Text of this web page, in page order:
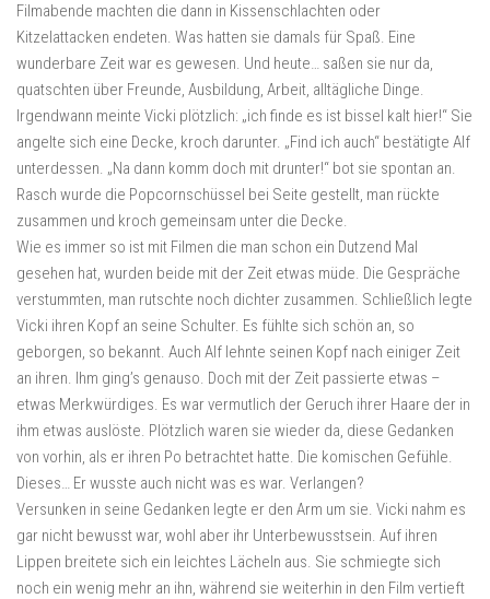
Filmabende machten die dann in Kissenschlachten oder
Kitzelattacken endeten. Was hatten sie damals für Spaß. Eine
wunderbare Zeit war es gewesen. Und heute… saßen sie nur da,
quatschten über Freunde, Ausbildung, Arbeit, alltägliche Dinge.
Irgendwann meinte Vicki plötzlich: „ich finde es ist bissel kalt hier!“ Sie
angelte sich eine Decke, kroch darunter. „Find ich auch“ bestätigte Alf
unterdessen. „Na dann komm doch mit drunter!“ bot sie spontan an.
Rasch wurde die Popcornschüssel bei Seite gestellt, man rückte
zusammen und kroch gemeinsam unter die Decke.
Wie es immer so ist mit Filmen die man schon ein Dutzend Mal
gesehen hat, wurden beide mit der Zeit etwas müde. Die Gespräche
verstummten, man rutschte noch dichter zusammen. Schließlich legte
Vicki ihren Kopf an seine Schulter. Es fühlte sich schön an, so
geborgen, so bekannt. Auch Alf lehnte seinen Kopf nach einiger Zeit
an ihren. Ihm ging’s genauso. Doch mit der Zeit passierte etwas –
etwas Merkwürdiges. Es war vermutlich der Geruch ihrer Haare der in
ihm etwas auslöste. Plötzlich waren sie wieder da, diese Gedanken
von vorhin, als er ihren Po betrachtet hatte. Die komischen Gefühle.
Dieses… Er wusste auch nicht was es war. Verlangen?
Versunken in seine Gedanken legte er den Arm um sie. Vicki nahm es
gar nicht bewusst war, wohl aber ihr Unterbewusstsein. Auf ihren
Lippen breitete sich ein leichtes Lächeln aus. Sie schmiegte sich
noch ein wenig mehr an ihn, während sie weiterhin in den Film vertieft